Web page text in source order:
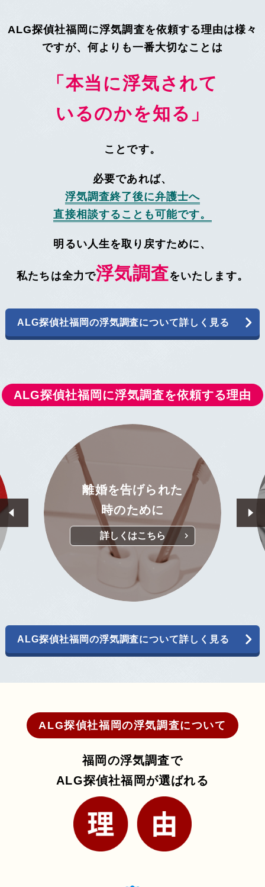
ALG探偵社福岡に浮気調査を依頼する理由は様々
ですが、何よりも一番大切なことは
「本当に浮気されて
いるのかを知る」
ことです。
必要であれば、
浮気調査終了後に弁護士へ
直接相談することも可能です。
明るい人生を取り戻すために、
私たちは全力で浮気調査をいたします。
ALG探偵社福岡の浮気調査について詳しく見る
ALG探偵社福岡に浮気調査を依頼する理由
真実を知りたい
詳しくはこちら
ALG探偵社福岡の浮気調査について詳しく見る
ALG探偵社福岡の浮気調査について
福岡の浮気調査で
ALG探偵社福岡が選ばれる